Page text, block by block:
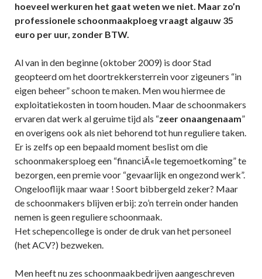
hoeveel werkuren het gaat weten we niet. Maar zo’n
professionele schoonmaakploeg vraagt algauw 35
euro per uur, zonder BTW.
Al van in den beginne (oktober 2009) is door Stad
geopteerd om het doortrekkersterrein voor zigeuners “in
eigen beheer” schoon te maken. Men wou hiermee de
exploitatiekosten in toom houden. Maar de schoonmakers
ervaren dat werk al geruime tijd als “zeer onaangenaam”
en overigens ook als niet behorend tot hun reguliere taken.
Er is zelfs op een bepaald moment beslist om die
schoonmakersploeg een “financiÃ«le tegemoetkoming” te
bezorgen, een premie voor “gevaarlijk en ongezond werk”.
Ongelooflijk maar waar ! Soort bibbergeld zeker? Maar
de schoonmakers blijven erbij: zo’n terrein onder handen
nemen is geen reguliere schoonmaak.
Het schepencollege is onder de druk van het personeel
(het ACV?) bezweken.
Men heeft nu zes schoonmaakbedrijven aangeschreven